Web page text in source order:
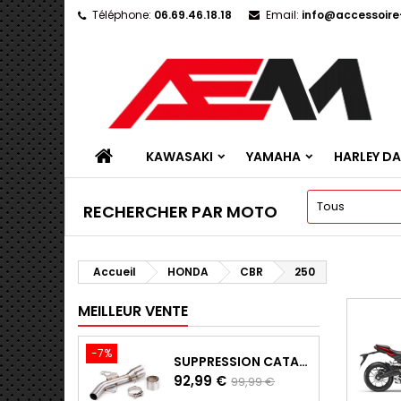
Téléphone: 06.69.46.18.18 Email:
KAWASAKI YAMAHA HARLEY
RECHERCHER PAR MOTO
Accueil HONDA CBR 250
MEILLEUR VENTE
-7% SUPPRESSION CATALYSEUR EN INOX POUR KAWASAKI Z900 A2, Z900E ET Z900 (2017 - 2024)
Prix
92,99 € Prix
99,99 €